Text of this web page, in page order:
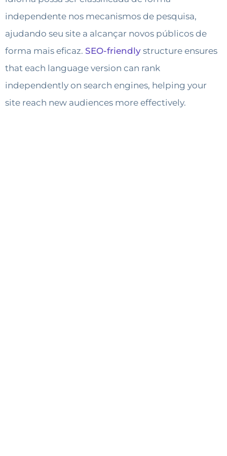
independente nos mecanismos de pesquisa,
ajudando seu site a alcançar novos públicos de
forma mais eficaz. SEO-friendly structure ensures
that each language version can rank
independently on search engines, helping your
site reach new audiences more effectively.